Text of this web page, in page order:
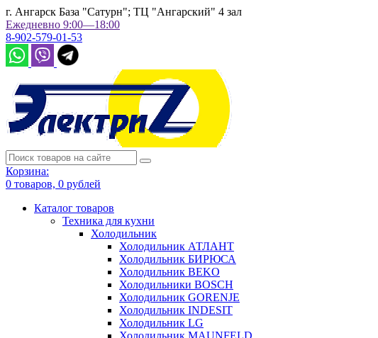
г. Ангарск База "Сатурн"; ТЦ "Ангарский" 4 зал
Ежедневно 9:00—18:00
8-902-579-01-53
Корзина:
0 товаров, 0 рублей
Каталог товаров
Техника для кухни
Холодильник
Холодильник АТЛАНТ
Холодильник БИРЮСА
Холодильник BEKO
Холодильники BOSCH
Холодильник GORENJE
Холодильник INDESIT
Холодильник LG
Холодильник MAUNFELD